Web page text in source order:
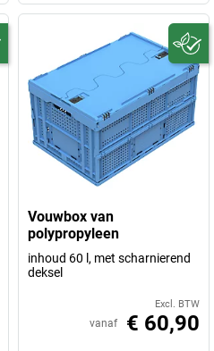
Vouwbox van
polypropyleen
inhoud 60 l, met scharnierend
deksel
Excl. BTW
vanaf € 60,90